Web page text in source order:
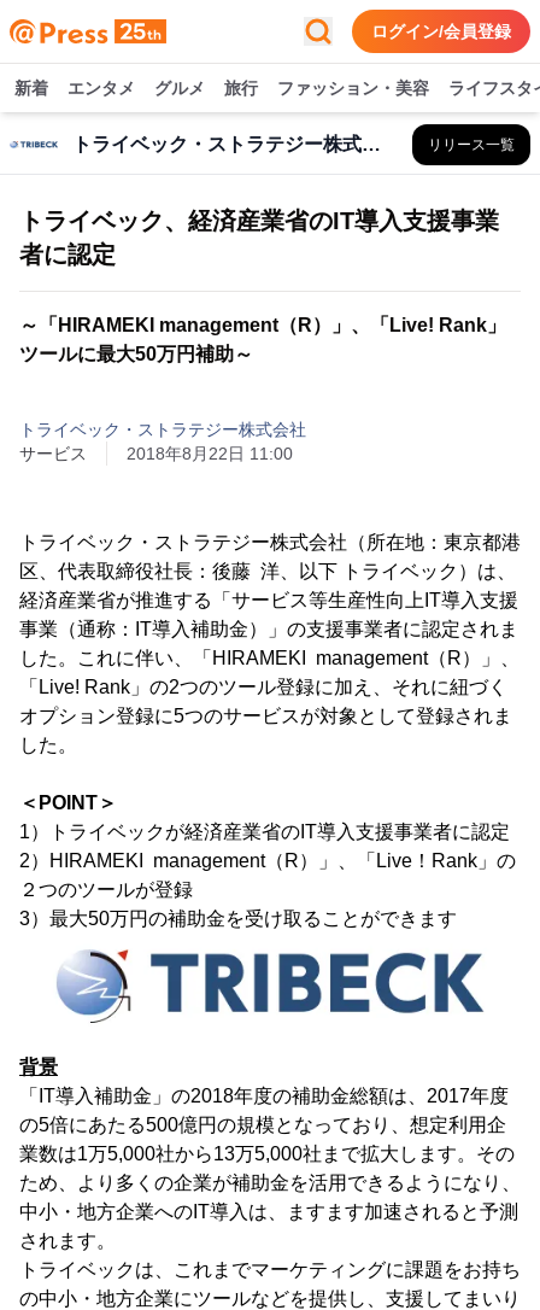
ログイン/会員登録
新着 エンタメ グルメ 旅行 ファッション・美容 ライフスタ
トライベック・ストラテジー株式会社 リリース一覧
トライベック、経済産業省のIT導入支援事業
者に認定
～「HIRAMEKI management（R）」、「Live! Rank」
ツールに最大50万円補助～
トライベック・ストラテジー株式会社
サービス
2018年8月22日 11:00
トライベック・ストラテジー株式会社（所在地：東京都港
区、代表取締役社長：後藤 洋、以下 トライベック）は、
経済産業省が推進する「サービス等生産性向上IT導入支援
事業（通称：IT導入補助金）」の支援事業者に認定されま
した。これに伴い、「HIRAMEKI management（R）」、
「Live! Rank」の2つのツール登録に加え、それに紐づく
オプション登録に5つのサービスが対象として登録されま
した。
＜POINT＞
1）トライベックが経済産業省のIT導入支援事業者に認定
2）HIRAMEKI management（R）」、「Live！Rank」の
２つのツールが登録
3）最大50万円の補助金を受け取ることができます
背景
「IT導入補助金」の2018年度の補助金総額は、2017年度
の5倍にあたる500億円の規模となっており、想定利用企
業数は1万5,000社から13万5,000社まで拡大します。その
ため、より多くの企業が補助金を活用できるようになり、
中小・地方企業へのIT導入は、ますます加速されると予測
されます。
トライベックは、これまでマーケティングに課題をお持ち
の中小・地方企業にツールなどを提供し、支援してまいり